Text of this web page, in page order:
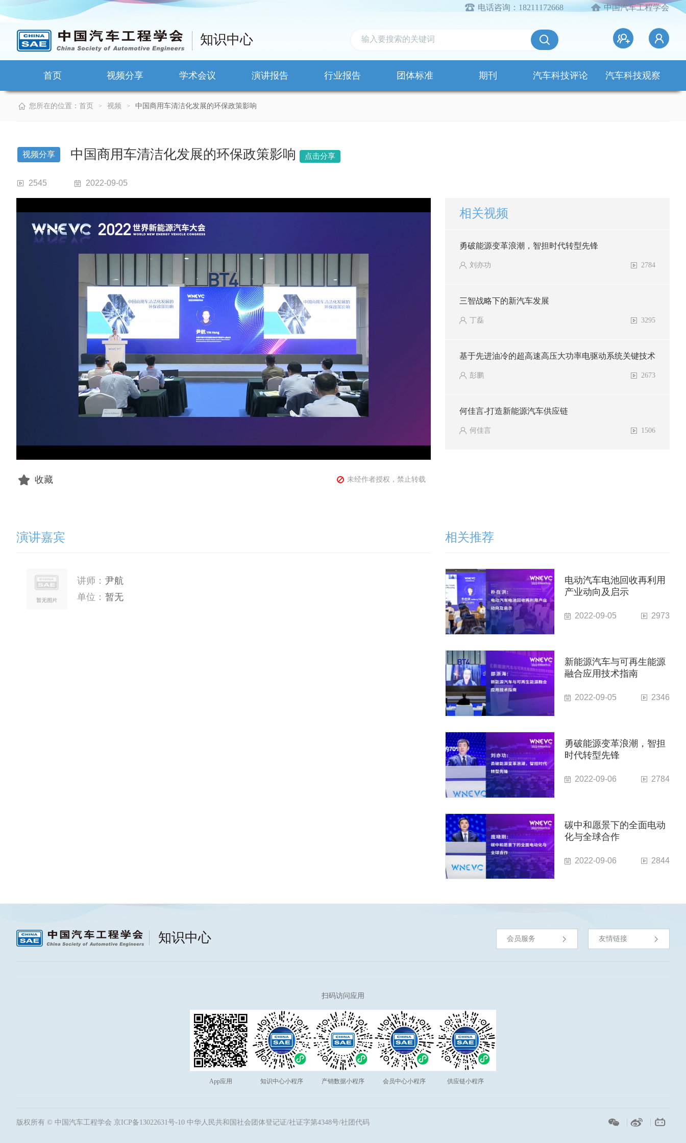
电话咨询：18211172668 中国汽车工程学会
知识中心
首页 视频分享 学术会议 演讲报告 行业报告 团体标准 期刊 汽车科技评论 汽车科技观察
您所在的位置： 首页 > 视频 > 中国商用车清洁化发展的环保政策影响
视频分享 中国商用车清洁化发展的环保政策影响 点击分享
2545 2022-09-05
收藏 未经作者授权，禁止转载
相关视频
勇破能源变革浪潮，智担时代转型先锋
刘亦功 2784
三智战略下的新汽车发展
丁磊 3295
基于先进油冷的超高速高压大功率电驱动系统关键技术
彭鹏 2673
何佳言-打造新能源汽车供应链
何佳言 1506
演讲嘉宾
讲师： 尹航
单位： 暂无
相关推荐
电动汽车电池回收再利用
产业动向及启示
2022-09-05 2973
新能源汽车与可再生能源
融合应用技术指南
2022-09-05 2346
勇破能源变革浪潮，智担
时代转型先锋
2022-09-06 2784
碳中和愿景下的全面电动
化与全球合作
2022-09-06 2844
知识中心 会员服务 友情链接
扫码访问应用
App应用 知识中心小程序 产销数据小程序 会员中心小程序 供应链小程序
版权所有 © 中国汽车工程学会 京ICP备13022631号-10 中华人民共和国社会团体登记证/社证字第4348号/社团代码